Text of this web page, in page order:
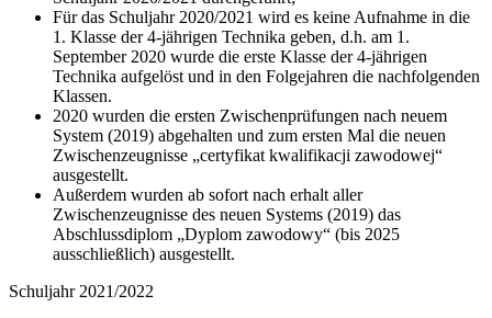
Für das Schuljahr 2020/2021 wird es keine Aufnahme in die
1. Klasse der 4-jährigen Technika geben, d.h. am 1.
September 2020 wurde die erste Klasse der 4-jährigen
Technika aufgelöst und in den Folgejahren die nachfolgenden
Klassen.
2020 wurden die ersten Zwischenprüfungen nach neuem
System (2019) abgehalten und zum ersten Mal die neuen
Zwischenzeugnisse „certyfikat kwalifikacji zawodowej“
ausgestellt.
Außerdem wurden ab sofort nach erhalt aller
Zwischenzeugnisse des neuen Systems (2019) das
Abschlussdiplom „Dyplom zawodowy“ (bis 2025
ausschließlich) ausgestellt.
Schuljahr 2021/2022